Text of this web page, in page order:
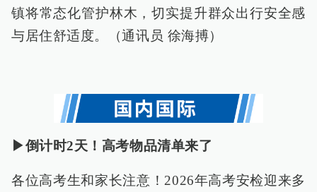
镇将常态化管护林木，切实提升群众出行安全感
与居住舒适度。（通讯员 徐海搏）
▶倒计时2天！高考物品清单来了
各位高考生和家长注意！2026年高考安检迎来多